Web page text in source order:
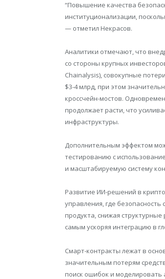
“Повышение качества
институционализации,
— отметил Некрасов.
Аналитики отмечают, что
со стороны крупных
Chainalysis), совокупные
$3-4 млрд, при этом
кроссчейн-мостов.
продолжает расти, что
инфраструктуры.
Дополнительным эффектом
тестированию с
и масштабируемую систему
Развитие ИИ-решений в
управления, где
продукта, снижая
самым ускоряя интеграцию в
Смарт-контракты лежат в
значительным потерям
поиск ошибок и